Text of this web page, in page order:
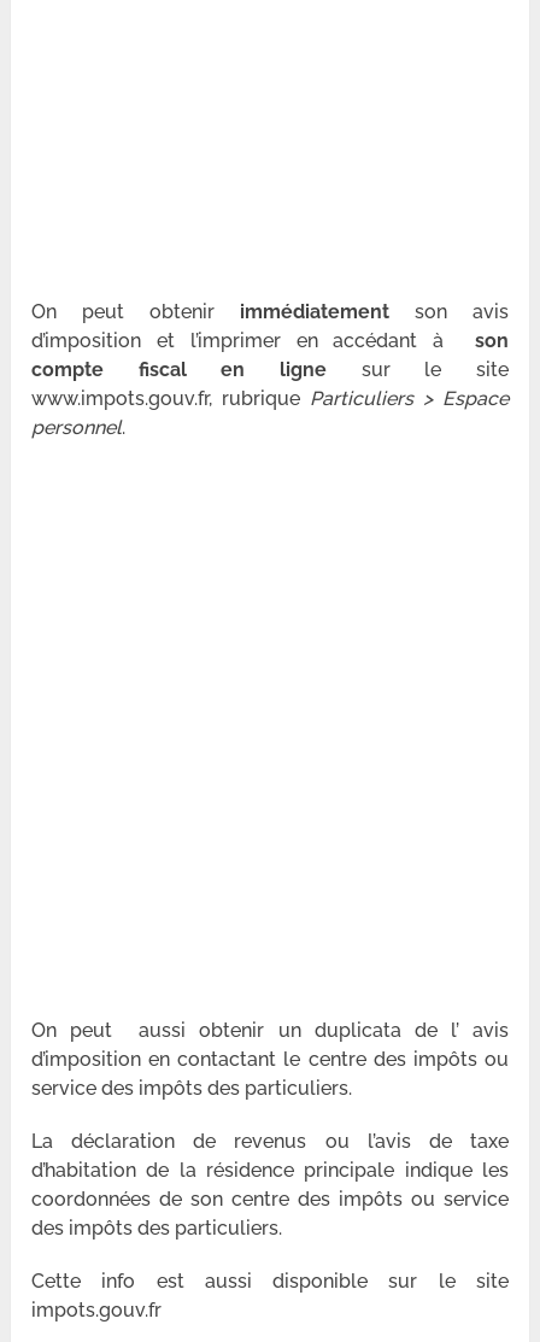
On peut obtenir immédiatementson avis
d’imposition et l’imprimer en accédant à son
compte fiscal en ligne sur le site
www.impots.gouv.fr, rubrique Particuliers > Espace
personnel.
On peut aussi obtenir un duplicata de l’ avis
d’imposition en contactant le centre des impôts ou
service des impôts des particuliers.
La déclaration de revenus ou l’avis de taxe
d’habitation de la résidence principale indique les
coordonnées de son centre des impôts ou service
des impôts des particuliers.
Cette info est aussi disponible sur le site
impots.gouv.fr